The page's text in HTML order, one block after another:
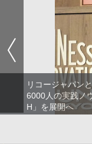
リコージャパン
6000人の実践ノ
H」を展開へ